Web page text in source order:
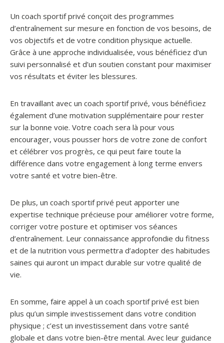
Un coach sportif privé conçoit des programmes
d’entraînement sur mesure en fonction de vos besoins, de
vos objectifs et de votre condition physique actuelle.
Grâce à une approche individualisée, vous bénéficiez d’un
suivi personnalisé et d’un soutien constant pour maximiser
vos résultats et éviter les blessures.
En travaillant avec un coach sportif privé, vous bénéficiez
également d’une motivation supplémentaire pour rester
sur la bonne voie. Votre coach sera là pour vous
encourager, vous pousser hors de votre zone de confort
et célébrer vos progrès, ce qui peut faire toute la
différence dans votre engagement à long terme envers
votre santé et votre bien-être.
De plus, un coach sportif privé peut apporter une
expertise technique précieuse pour améliorer votre forme,
corriger votre posture et optimiser vos séances
d’entraînement. Leur connaissance approfondie du fitness
et de la nutrition vous permettra d’adopter des habitudes
saines qui auront un impact durable sur votre qualité de
vie.
En somme, faire appel à un coach sportif privé est bien
plus qu’un simple investissement dans votre condition
physique ; c’est un investissement dans votre santé
globale et dans votre bien-être mental. Avec leur guidance